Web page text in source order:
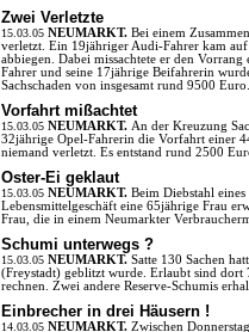
Zwei Verletzte
15.03.05 NEUMARKT. Bei einem
verletzt. Ein 19jähriger Audi-Fahrer kam
abbiegen. Dabei missachtete er den
Fahrer und seine 17jährige Beifahrerin
Sachschaden von insgesamt rund 9500 Euro.
Vorfahrt mißachtet
15.03.05 NEUMARKT. An der Kreuzung
32jährige Opel-Fahrerin die Vorfahrt einer
niemand verletzt. Es entstand rund 2500
Oster-Ei geklaut
15.03.05 NEUMARKT. Beim Diebstahl
Lebensmittelgeschäft eine 65jährige Frau
Frau, die in einem Neumarkter
Schumi unterwegs ?
15.03.05 NEUMARKT. Satte 130 Sachen
(Freystadt) geblitzt wurde. Erlaubt sind
rechnen. Zwei andere Reserve-Schumis
Einbrecher in drei Häusern !
14.03.05 NEUMARKT. Zwischen